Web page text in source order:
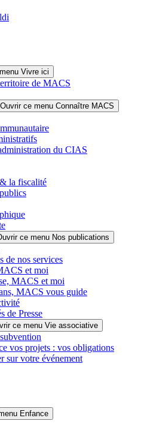
Vivre ici
de MACS
Ouvrir ce menu Connaître MACS
du CIAS
la fiscalité
ce menu Nos publications
de nos services
et moi
MACS et moi
MACS vous guide
de Presse
ce menu Vie associative
vos projets : vos obligations
sur votre événement
Enfance